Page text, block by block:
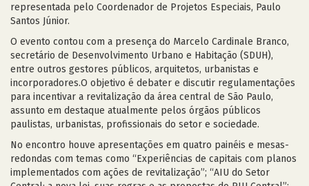
representada pelo Coordenador de Projetos Especiais, Paulo
Santos Júnior.
O evento contou com a presença do Marcelo Cardinale Branco,
secretário de Desenvolvimento Urbano e Habitação (SDUH),
entre outros gestores públicos, arquitetos, urbanistas e
incorporadores.O objetivo é debater e discutir regulamentações
para incentivar a revitalização da área central de São Paulo,
assunto em destaque atualmente pelos órgãos públicos
paulistas, urbanistas, profissionais do setor e sociedade.
No encontro houve apresentações em quatro painéis e mesas-
redondas com temas como “Experiências de capitais com planos
implementados com ações de revitalização”; “AIU do Setor